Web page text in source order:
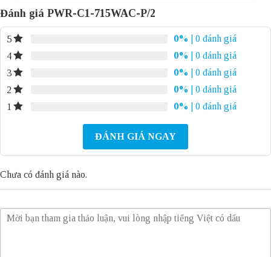
Đánh giá PWR-C1-715WAC-P/2
5 0%
| 0 đánh giá
4
0%
| 0 đánh giá
3
0%
| 0 đánh giá
2
0%
| 0 đánh giá
1
0% | 0 đánh giá
ĐÁNH GIÁ NGAY
Chưa có đánh giá nào.